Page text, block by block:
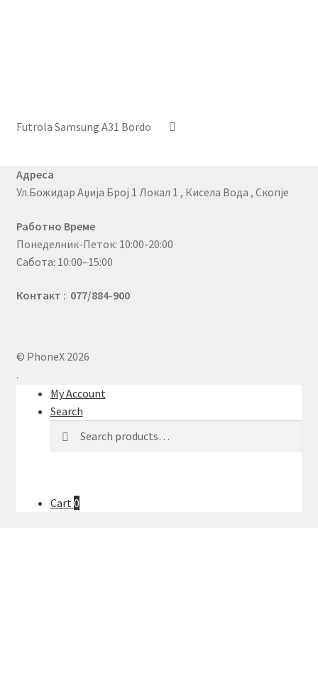
Futrola Samsung A31 Bordo
Адреса
Ул.Божидар Аџија Број 1 Локал 1 , Кисела Вода , Скопје
Работно Време
Понеделник-Петок: 10:00-20:00
Сабота: 10:00–15:00
Контакт : 077/884-900
© PhoneX 2026
.
My Account
Search
for:
Cart 0